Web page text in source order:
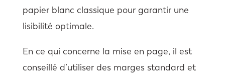
papier blanc classique pour garantir une
lisibilité optimale.
En ce qui concerne la mise en page, il est
conseillé d’utiliser des marges standard et